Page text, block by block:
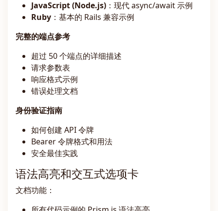
JavaScript (Node.js) ：现代 async/await 示例
Ruby ：基本的 Rails 兼容示例
完整的端点参考
超过 50 个端点的详细描述
请求参数表
响应格式示例
错误处理文档
身份验证指南
如何创建 API 令牌
Bearer 令牌格式和用法
安全最佳实践
语法高亮和交互式选项卡
文档功能：